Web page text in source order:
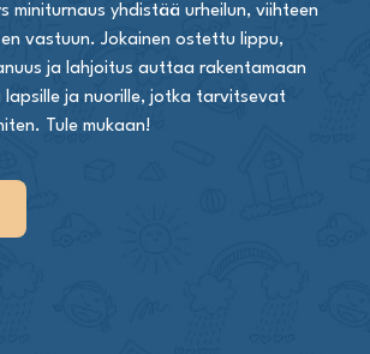
miniturnaus yhdistää urheilun, viihteen
vastuun. Jokainen ostettu lippu,
ja lahjoitus auttaa rakentamaan
lapsille ja nuorille, jotka tarvitsevat
Tule mukaan!